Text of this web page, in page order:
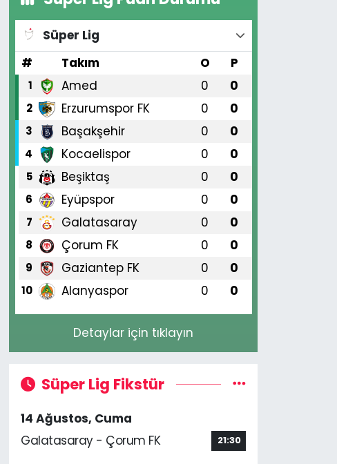
Süper Lig
#
Takım O P
1 Amed 0 0
2 Erzurumspor FK 0 0
3 Başakşehir 0 0
4 Kocaelispor 0 0
5 Beşiktaş 0 0
6 Eyüpspor 0 0
7 Galatasaray 0 0
8 Çorum FK 0 0
9 Gaziantep FK 0 0
10 Alanyaspor 0 0
Detaylar için tıklayın
Süper Lig Fikstür
14 Ağustos, Cuma
Galatasaray - Çorum FK
21:30